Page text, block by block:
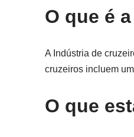
O que é
A Indústria de
cruzeiros incluem
O que